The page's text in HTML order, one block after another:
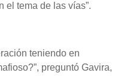
el tema de las vías”.
teniendo en
preguntó Gavira,